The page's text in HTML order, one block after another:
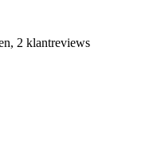
2 klantreviews